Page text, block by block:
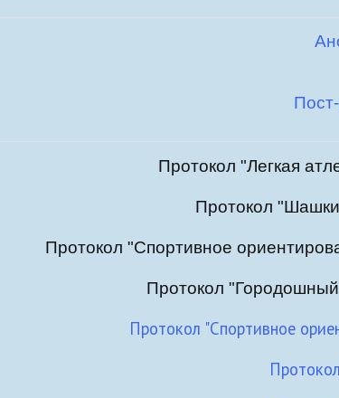
Протокол "Легкая
Протокол
Протокол "Спортивное
Протокол
Протокол "Спортивное